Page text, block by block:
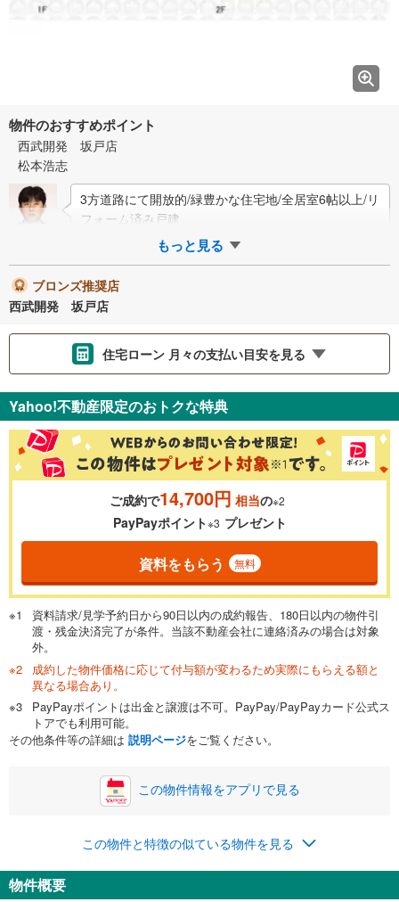
物件のおすすめポイント
西武開発 坂戸店
松本浩志
3方道路にて開放的/緑豊かな住宅地/全居室6帖以上/リ
フォーム済み戸建
もっと見る
ブロンズ推奨店
西武開発 坂戸店
住宅ローン 月々の支払い目安を見る
金利 ％
0.01%
一般的には最長35年まで借り入れ可能です。多くの金融機関
が完済時の年齢は80歳までを条件としています。
閉じる
頭金 万円
0万円 980万円
自己資金から住宅購入にかけられる金額を入力してくださ
0円
年2回払いを想定しています。毎月の返済額に加えて、ボー
ナス時の増額分（1回分）を入力してください。
Yahoo!不動産限定のおトクな特典
ご成約で14,700円 相当の※2
PayPayポイント※3 プレゼント
資料をもらう 無料
資料請求/見学予約日から90日以内の成約報告、180日以内の物件引
渡・残金決済完了が条件。当該不動産会社に連絡済みの場合は対象
外。
成約した物件価格に応じて付与額が変わるため実際にもらえる額と
異なる場合あり。
PayPayポイントは出金と譲渡は不可。PayPay/PayPayカード公式ス
トアでも利用可能。
その他条件等の詳細は 説明ページをご覧ください。
この物件情報をアプリで見る
この物件と特徴の似ている物件を見る
物件概要